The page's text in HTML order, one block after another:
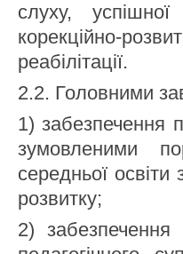
слуху,
корекційно-
реабілітації.
2.2. Головними
1) забезпечення
зумовленими
середньої
розвитку;
2) забезпечення